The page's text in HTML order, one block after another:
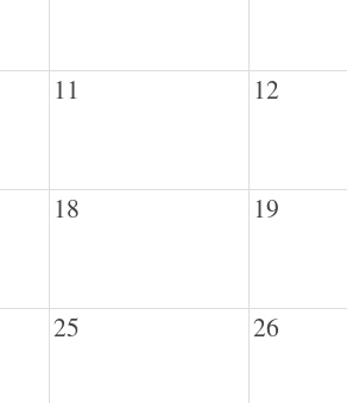
11 12
18 19
25 26